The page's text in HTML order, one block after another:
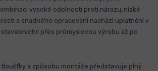
vysoké odolnosti proti nárazu, nízké
a snadného opracování nachází uplatnění v
přes průmyslovou výrobu až po
a způsobu montáže představuje plný